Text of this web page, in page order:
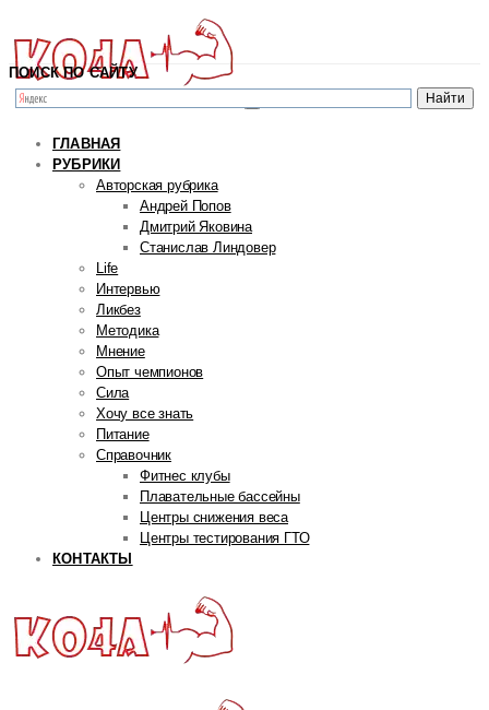
ПОИСК ПО САЙТУ
ГЛАВНАЯ
РУБРИКИ
Авторская рубрика
Андрей Попов
Дмитрий Яковина
Станислав Линдовер
Life
Интервью
Ликбез
Методика
Мнение
Опыт чемпионов
Сила
Хочу все знать
Питание
Справочник
Фитнес клубы
Плавательные бассейны
Центры снижения веса
Центры тестирования ГТО
КОНТАКТЫ